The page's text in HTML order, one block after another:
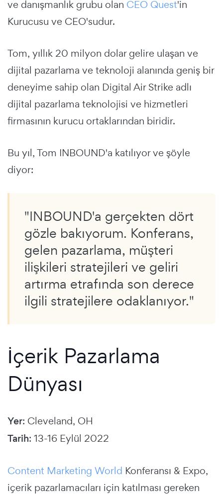
ve danışmanlık grubu olan CEO Quest'in
Kurucusu ve CEO'sudur.
Tom, yıllık 20 milyon dolar gelire ulaşan ve
dijital pazarlama ve teknoloji alanında geniş bir
deneyime sahip olan Digital Air Strike adlı
dijital pazarlama teknolojisi ve hizmetleri
firmasının kurucu ortaklarından biridir.
Bu yıl, Tom INBOUND'a katılıyor ve şöyle
diyor:
"INBOUND'a gerçekten dört
gözle bakıyorum. Konferans,
gelen pazarlama, müşteri
ilişkileri stratejileri ve geliri
artırma etrafında son derece
ilgili stratejilere odaklanıyor."
İçerik Pazarlama
Dünyası
Yer: Cleveland, OH
Tarih: 13-16 Eylül 2022
Content Marketing World Konferansı & Expo,
içerik pazarlamacıları için katılması gereken